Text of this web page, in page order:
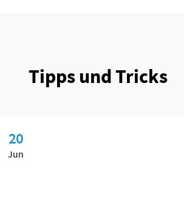
Tipps und Tricks
20
Jun